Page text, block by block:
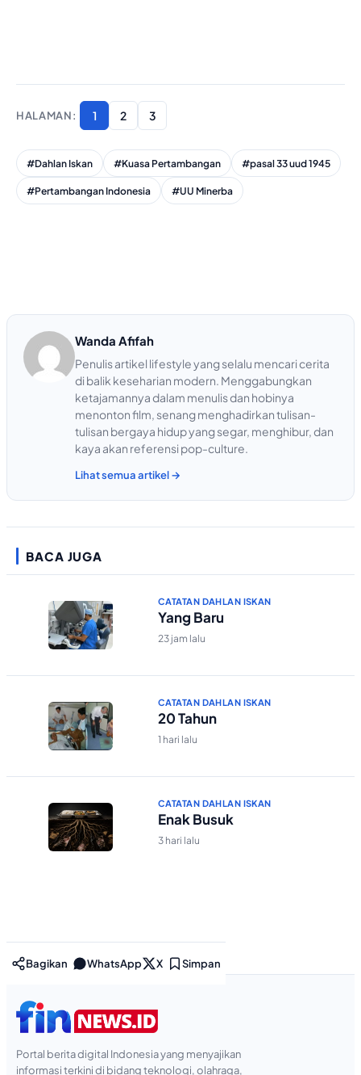
1 2 3
#Dahlan Iskan #Kuasa Pertambangan #pasal 33 uud 1945
#Pertambangan Indonesia #UU Minerba
Wanda Afifah
Penulis artikel lifestyle yang selalu mencari cerita
di balik keseharian modern. Menggabungkan
ketajamannya dalam menulis dan hobinya
menonton film, senang menghadirkan tulisan-
tulisan bergaya hidup yang segar, menghibur, dan
kaya akan referensi pop-culture.
Lihat semua artikel →
BACA JUGA
CATATAN DAHLAN ISKAN
Yang Baru
23 jam lalu
CATATAN DAHLAN ISKAN
20 Tahun
1 hari lalu
CATATAN DAHLAN ISKAN
Enak Busuk
3 hari lalu
Bagikan WhatsApp X Simpan
Portal berita digital Indonesia yang menyajikan
informasi terkini di bidang teknologi, olahraga,